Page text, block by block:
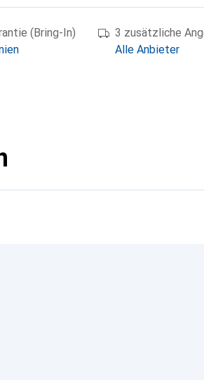
(Bring-In)
3 zusätzliche
Alle Anbieter